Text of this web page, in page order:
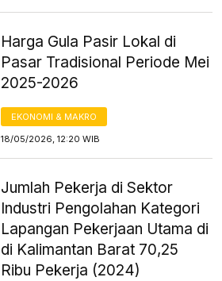
Harga Gula Pasir Lokal di
Pasar Tradisional Periode Mei
2025-2026
EKONOMI & MAKRO
18/05/2026, 12:20 WIB
Jumlah Pekerja di Sektor
Industri Pengolahan Kategori
Lapangan Pekerjaan Utama di
di Kalimantan Barat 70,25
Ribu Pekerja (2024)